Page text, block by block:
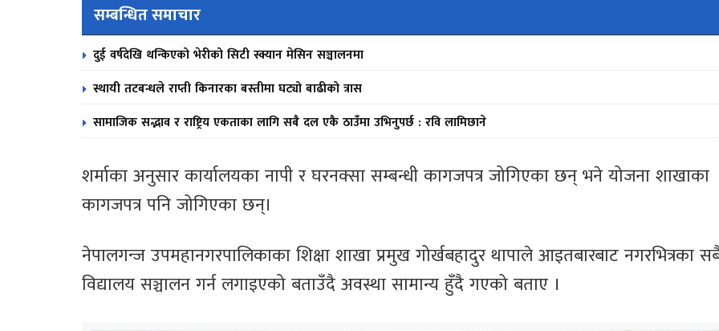
सम्बन्धित समाचार
दुई वर्षदेखि थन्किएको भेरीको सिटी स्क्यान मेसिन सञ्चालनमा
स्थायी तटबन्धले राप्ती किनारका बस्तीमा घट्यो बाढीको त्रास
सामाजिक सद्भाव र राष्ट्रिय एकताका लागि सबै दल एकै ठाउँमा उभिनुपर्छ : रवि लामिछाने
शर्माका अनुसार कार्यालयका नापी र घरनक्सा सम्बन्धी कागजपत्र जोगिएका छन् भने योजना शाखाका
कागजपत्र पनि जोगिएका छन्।
नेपालगन्ज उपमहानगरपालिकाका शिक्षा शाखा प्रमुख गोर्खबहादुर थापाले आइतबारबाट नगरभित्रका
विद्यालय सञ्चालन गर्न लगाइएको बताउँदै अवस्था सामान्य हुँदै गएको बताए ।